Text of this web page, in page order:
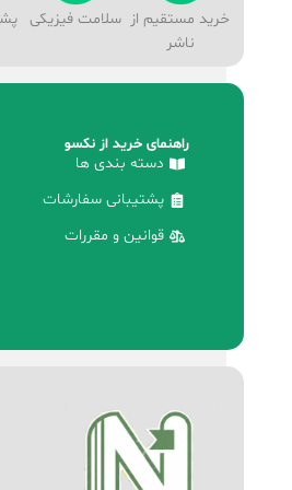
خرید مستقیم از
ناشر
سلامت فیزیکی
راهنمای خرید از نکسو
دسته بندی ها
پشتیبانی سفارشات
قوانین و مقررات